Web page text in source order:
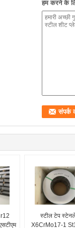
हम करने के
स्टील टेप
X6CrMo17-1